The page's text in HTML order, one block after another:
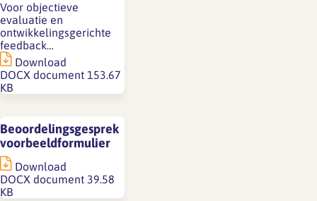
Voor objectieve
evaluatie en
ontwikkelingsgerichte
feedback…
Download
DOCX document 153.67
KB
Beoordelingsgesprek
voorbeeldformulier
Download
DOCX document 39.58
KB